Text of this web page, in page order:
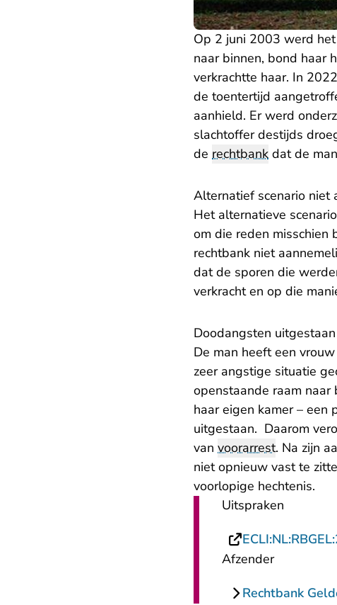
Op 2 juni 2003 werd
naar binnen, bond haar
verkrachtte haar. In
de toentertijd
aanhield. Er werd
slachtoffer destijds
de rechtbank dat de
Alternatief scenario niet
Het alternatieve
om die reden misschien
rechtbank niet
dat de sporen die
verkracht en op die
Doodangsten uitgestaan
De man heeft een
zeer angstige situatie
openstaande raam
haar eigen kamer – een
uitgestaan. Daarom
van voorarrest. Na zijn
niet opnieuw vast te
voorlopige hechtenis.
Uitspraken
Afzender
Rechtbank